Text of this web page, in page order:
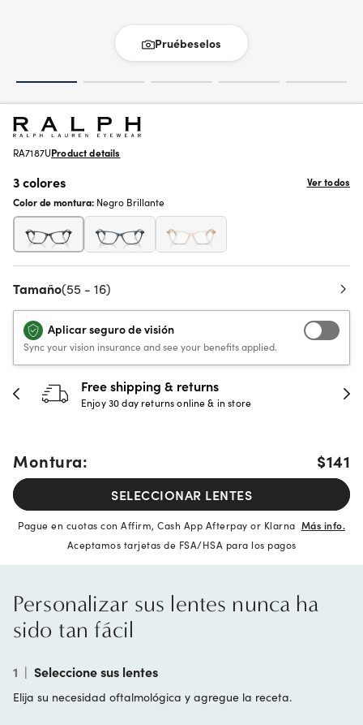
Pruébeselos
RA7187UProduct details
3 colores
Ver todos
Color de montura: Negro Brillante
Tamaño(55 - 16)
Aplicar seguro de visión
Sync your vision insurance and see your benefits applied.
Free shipping & returns
Enjoy 30 day returns online & in store
Montura: $141
SELECCIONAR LENTES
Pague en cuotas con Affirm, Cash App Afterpay or Klarna Más info.
Aceptamos tarjetas de FSA/HSA para los pagos
Personalizar sus lentes nunca ha
sido tan fácil
1 | Seleccione sus lentes
Elija su necesidad oftalmológica y agregue la receta.